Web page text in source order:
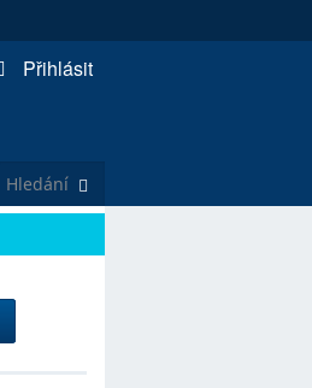
Přihlásit